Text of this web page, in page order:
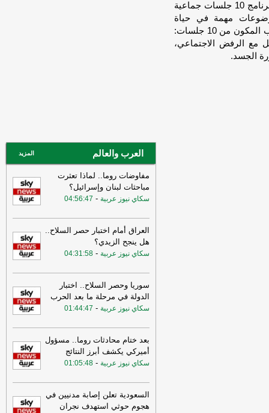
والعاطفية، والتعامل مع بعض المشكلات، كما يتضمن البرنامج 10 جلسات جماعية
مهمة في حياة
المراهقين. ومن بعض المواضيع التي تُغطى داخل التدريب المكون من 10 جلسات:
مع الرفض الاجتماعي،
الجسد.
العرب والعالم المزيد
مفاوضات روما.. لماذا تعثرت
مباحثات لبنان وإسرائيل؟
سكاي نيوز عربية -
04:56:47
العراق أمام اختبار حصر السلاح..
هل ينجح الزيدي؟
سكاي نيوز عربية -
04:31:58
سوريا وحصر السلاح.. اختبار
الدولة في مرحلة ما بعد الحرب
سكاي نيوز عربية -
01:44:47
بعد ختام محادثات روما.. مسؤول
أميركي يكشف أبرز النتائج
سكاي نيوز عربية -
01:05:48
السعودية تعلن إصابة مدنيين في
هجوم حوثي استهدف نجران